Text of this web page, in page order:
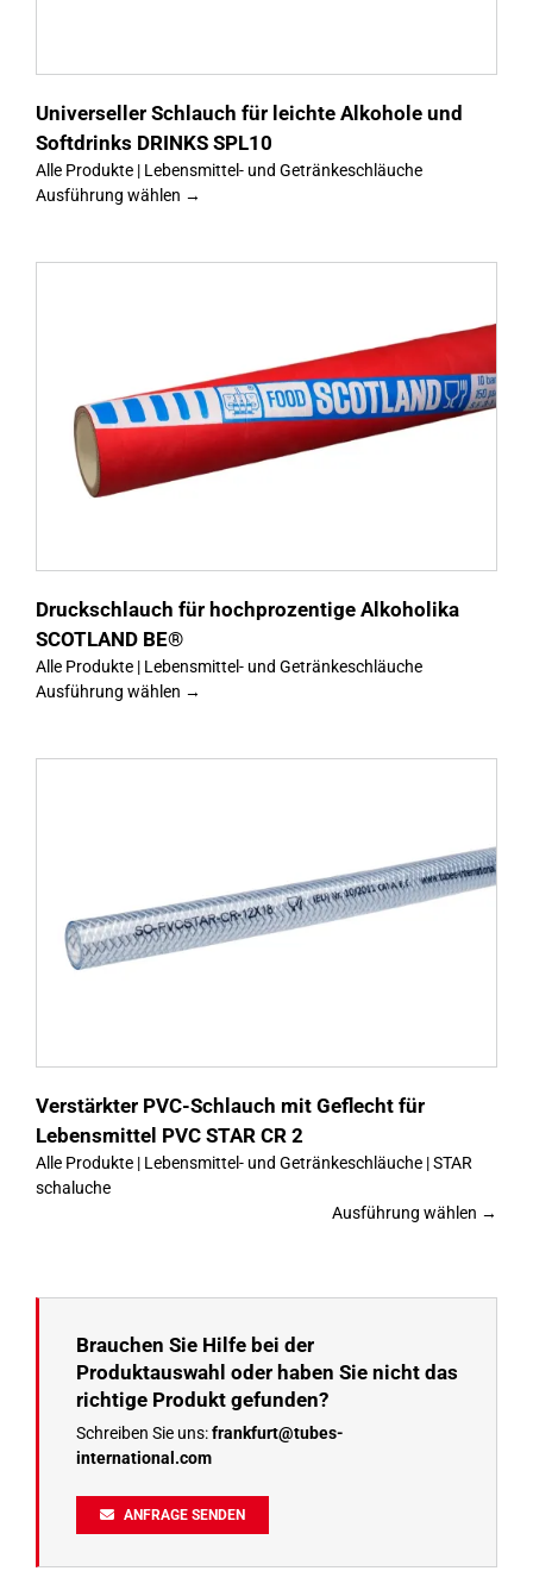
Universeller Schlauch für leichte Alkohole und
Softdrinks DRINKS SPL10
Alle Produkte | Lebensmittel- und Getränkeschläuche
Ausführung wählen →
Druckschlauch für hochprozentige Alkoholika
SCOTLAND BE®
Alle Produkte | Lebensmittel- und Getränkeschläuche
Ausführung wählen →
Verstärkter PVC-Schlauch mit Geflecht für
Lebensmittel PVC STAR CR 2
Alle Produkte | Lebensmittel- und Getränkeschläuche | STAR
schaluche
Ausführung wählen →
Brauchen Sie Hilfe bei der
Produktauswahl oder haben Sie nicht das
richtige Produkt gefunden?
Schreiben Sie uns:frankfurt@tubes-
international.com
ANFRAGE SENDEN